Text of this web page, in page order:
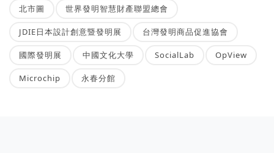
北市圖 世界發明智慧財產聯盟總會
JDIE日本設計創意暨發明展 台灣發明商品促進協會
國際發明展 中國文化大學 SocialLab OpView
Microchip 永春分館